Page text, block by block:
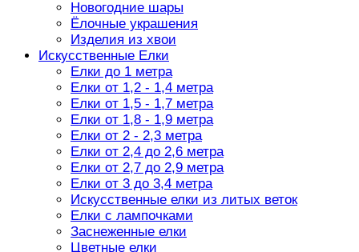
Новогодние шары
Ёлочные украшения
Изделия из хвои
Искусственные Елки
Елки до 1 метра
Елки от 1,2 - 1,4 метра
Елки от 1,5 - 1,7 метра
Елки от 1,8 - 1,9 метра
Елки от 2 - 2,3 метра
Елки от 2,4 до 2,6 метра
Елки от 2,7 до 2,9 метра
Елки от 3 до 3,4 метра
Искусственные елки из литых веток
Елки с лампочками
Заснеженные елки
Цветные елки